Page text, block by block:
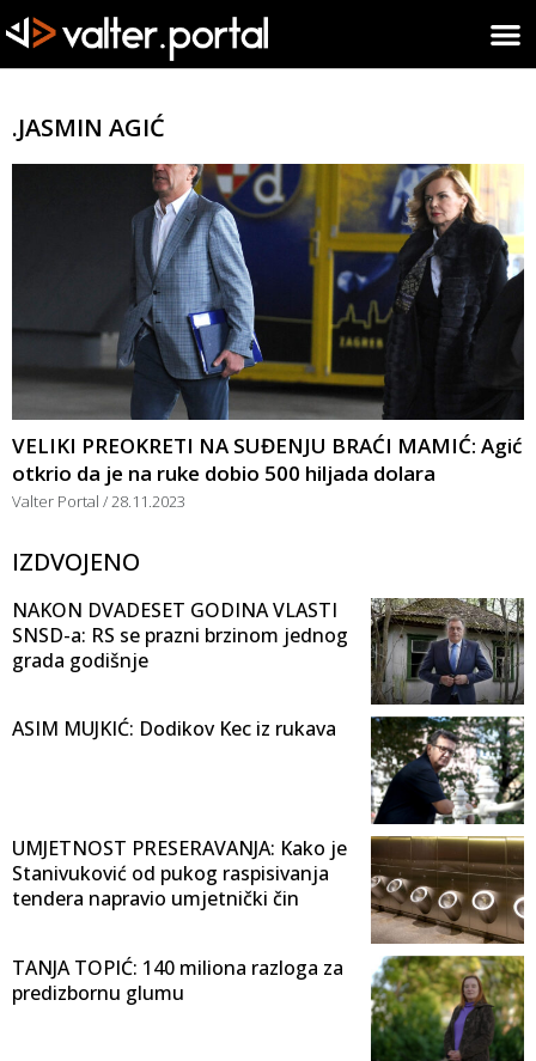
.JASMIN AGIĆ
VELIKI PREOKRETI NA SUĐENJU BRAĆI MAMIĆ: Agić
otkrio da je na ruke dobio 500 hiljada dolara
Valter Portal 28.11.2023
IZDVOJENO
NAKON DVADESET GODINA VLASTI
SNSD-a: RS se prazni brzinom jednog
grada godišnje
ASIM MUJKIĆ: Dodikov Kec iz rukava
UMJETNOST PRESERAVANJA: Kako je
Stanivuković od pukog raspisivanja
tendera napravio umjetnički čin
TANJA TOPIĆ: 140 miliona razloga za
predizbornu glumu